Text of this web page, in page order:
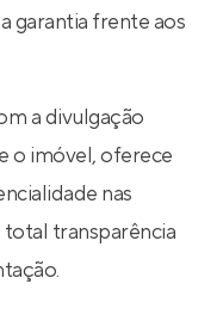
garantia frente aos
a divulgação
o imóvel, oferece
nas
transparência